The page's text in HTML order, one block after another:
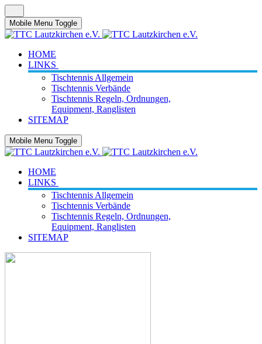
Mobile Menu Toggle
HOME
LINKS
Tischtennis Allgemein
Tischtennis Verbände
Tischtennis Regeln, Ordnungen,
Equipment, Ranglisten
SITEMAP
Mobile Menu Toggle
HOME
LINKS
Tischtennis Allgemein
Tischtennis Verbände
Tischtennis Regeln, Ordnungen,
Equipment, Ranglisten
SITEMAP